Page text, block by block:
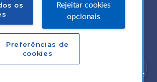
os
Rejeitar cookies
opcionais
Preferências de
cookies